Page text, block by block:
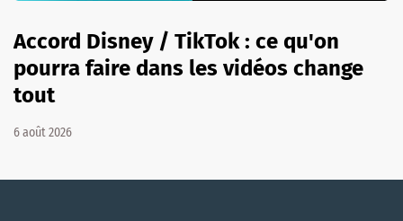
Accord Disney / TikTok : ce qu'on
pourra faire dans les vidéos change
tout
6 août 2026